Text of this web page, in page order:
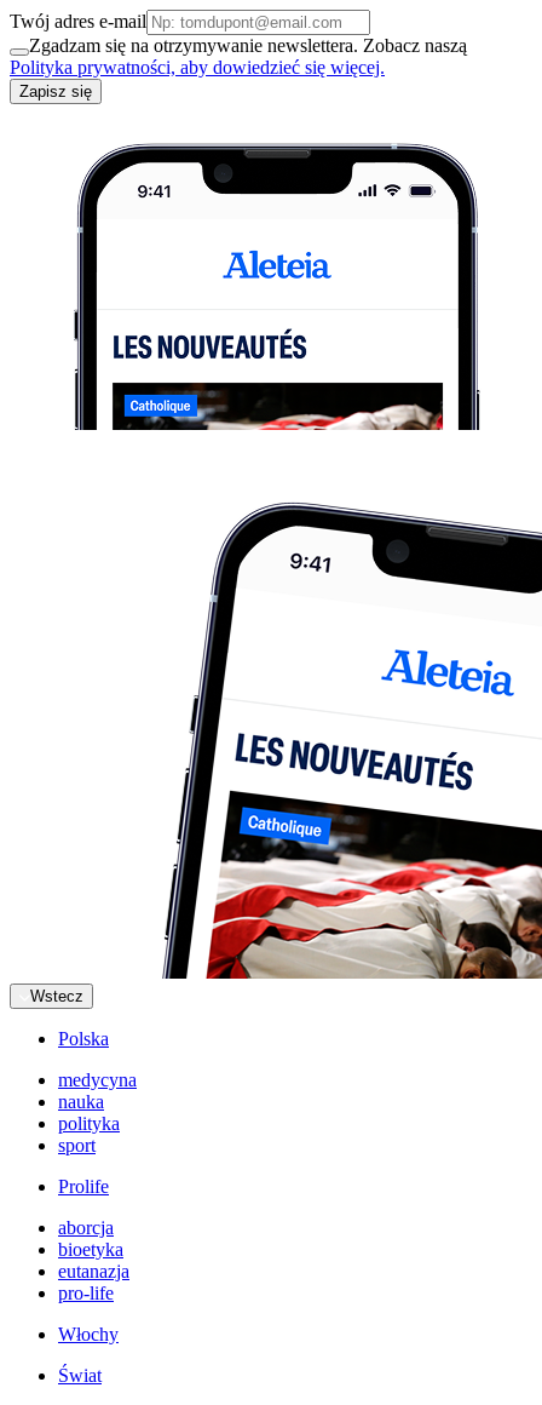
Twój adres e-mail
Zgadzam się na otrzymywanie newslettera. Zobacz naszą
Polityka prywatności, aby dowiedzieć się więcej.
Zapisz się
Wstecz
Polska
medycyna
nauka
polityka
sport
Prolife
aborcja
bioetyka
eutanazja
pro-life
Włochy
Świat